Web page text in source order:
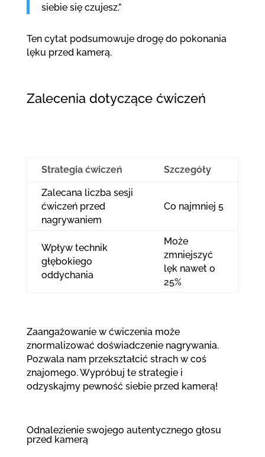
siebie się czujesz.”
Ten cytat podsumowuje drogę do pokonania
lęku przed kamerą.
Zalecenia dotyczące ćwiczeń
Strategia ćwiczeń Szczegóły
Zalecana liczba sesji
ćwiczeń przed
nagrywaniem
Co najmniej 5
Wpływ technik
głębokiego
oddychania
Może
zmniejszyć
lęk nawet o
25%
Zaangażowanie w ćwiczenia może
znormalizować doświadczenie nagrywania.
Pozwala nam przekształcić strach w coś
znajomego. Wypróbuj te strategie i
odzyskajmy pewność siebie przed kamerą!
Odnalezienie swojego autentycznego głosu
przed kamerą